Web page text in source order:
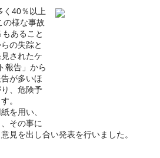
40％以上
の様な事故
あること
の失踪と
されたケ
報告」から
が多いほ
、危険予
。
を用い、
その事に
見を出し合い発表を行いました。